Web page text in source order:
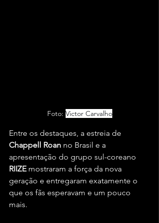
Foto: Victor Carvalho
Entre os destaques, a estreia de
Chappell Roan no Brasil e a
apresentação do grupo sul-coreano
RIIZE mostraram a força da nova
geração e entregaram exatamente o
que os fãs esperavam e um pouco
mais.